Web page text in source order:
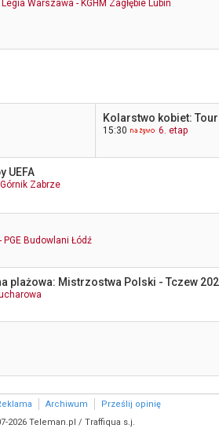
Warszawa - KGHM Zagłębie Lubin
Kolarstwo kobiet:
15:30 6. etap
UEFA
Zabrze
Budowlani Łódź
plażowa: Mistrzostwa Polski - Tczew
Archiwum
Prześlij opinię
2026 Teleman.pl / Traffiqua s.j.